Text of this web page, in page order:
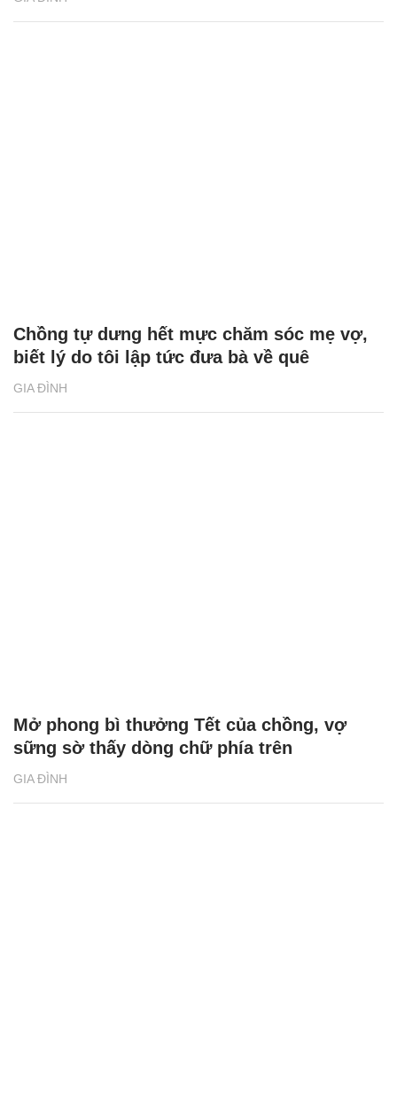
GIA ĐÌNH
Chồng tự dưng hết mực chăm sóc mẹ vợ,
biết lý do tôi lập tức đưa bà về quê
GIA ĐÌNH
Mở phong bì thưởng Tết của chồng, vợ
sững sờ thấy dòng chữ phía trên